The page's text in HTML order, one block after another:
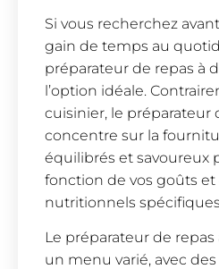
Si vous recherchez
gain de temps au
préparateur de repas à
l’option idéale.
cuisinier, le préparateur
concentre sur la
équilibrés et savoureux
fonction de vos goûts et
nutritionnels
Le préparateur de
un menu varié, avec